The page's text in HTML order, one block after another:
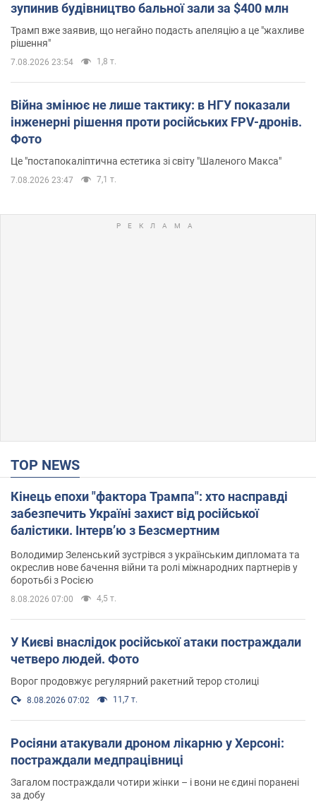
зупинив будівництво бальної зали за $400 млн
Трамп вже заявив, що негайно подасть апеляцію а це "жахливе
рішення"
7.08.2026 23:54 1,8 т.
Війна змінює не лише тактику: в НГУ показали
інженерні рішення проти російських FPV-дронів.
Фото
Це "постапокаліптична естетика зі світу "Шаленого Макса"
7.08.2026 23:47 7,1 т.
TOP NEWS
Кінець епохи "фактора Трампа": хто насправді
забезпечить Україні захист від російської
балістики. Інтерв’ю з Безсмертним
Володимир Зеленський зустрівся з українським дипломата та
окреслив нове бачення війни та ролі міжнародних партнерів у
боротьбі з Росією
8.08.2026 07:00 4,5 т.
У Києві внаслідок російської атаки постраждали
четверо людей. Фото
Ворог продовжує регулярний ракетний терор столиці
8.08.2026 07:02 11,7 т.
Росіяни атакували дроном лікарню у Херсоні:
постраждали медпрацівниці
Загалом постраждали чотири жінки – і вони не єдині поранені
за добу